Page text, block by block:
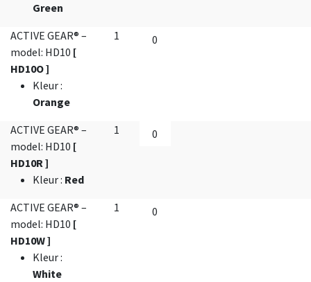
Green
ACTIVE GEAR® –
model: HD10 [
HD10O ]
Kleur:
Orange
1
ACTIVE GEAR® –
model: HD10 [
HD10R ]
Kleur: Red
1
ACTIVE GEAR® –
model: HD10 [
HD10W ]
Kleur:
White
1